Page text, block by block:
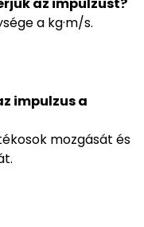
az impulzust?
a kg·m/s.
impulzus a
mozgását és